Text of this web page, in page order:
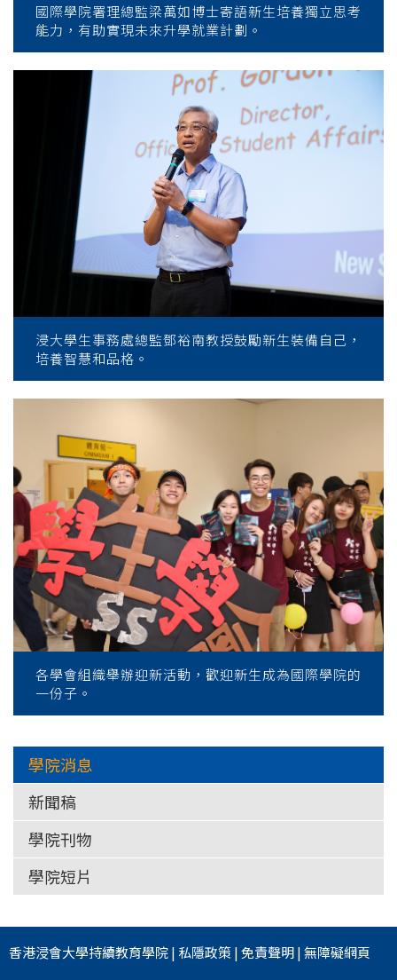
國際學院署理總監梁萬如博士寄語新生培養獨立思考
能力，有助實現未來升學就業計劃。
浸大學生事務處總監鄧裕南教授鼓勵新生裝備自己，
培養智慧和品格。
各學會組織舉辦迎新活動，歡迎新生成為國際學院的
一份子。
學院消息
新聞稿
學院刊物
學院短片
香港浸會大學持續教育學院| 私隱政策|免責聲明|無障礙網頁